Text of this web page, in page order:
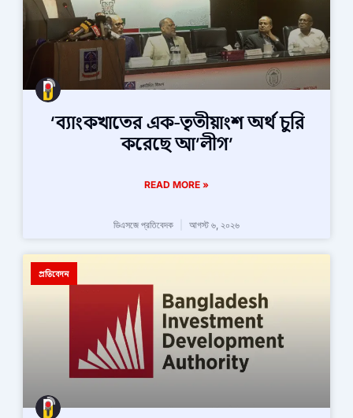
‘ব্যাংকখাতের এক-তৃতীয়াংশ অর্থ চুরি
করেছে আ’লীগ’
READ MORE »
ডিএসজে প্রতিবেদক আগস্ট ৬, ২০২৬
প্রতিবেদন